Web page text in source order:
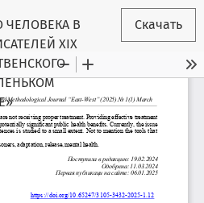
о статье
ЧЕЛОВЕКА В
ХІХ
Скачать